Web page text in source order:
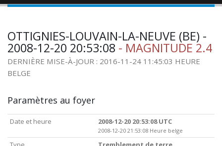
OTTIGNIES-LOUVAIN-LA-NEUVE (BE) -
2008-12-20 20:53:08 - MAGNITUDE 2.4
DERNIÈRE MISE-À-JOUR : 2016-11-24 11:45:03 HEURE
BELGE
Paramètres au foyer
Date et heure 2008-12-20 20:53:08 UTC
2008-12-20 21:53:08 Heure belge